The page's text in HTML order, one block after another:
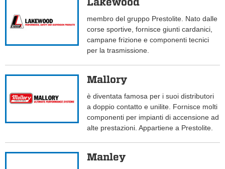
membro del gruppo Prestolite. Nato dalle
corse sportive, fornisce giunti cardanici,
campane frizione e componenti tecnici
per la trasmissione.
Mallory
è diventata famosa per i suoi distributori
a doppio contatto e unilite. Fornisce molti
componenti per impianti di accensione ad
alte prestazioni. Appartiene a Prestolite.
Manley